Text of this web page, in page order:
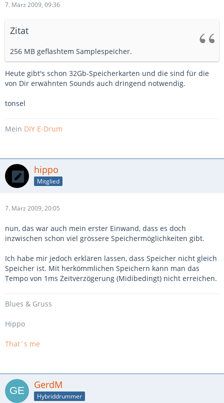
7. März 2009, 09:36
Zitat
256 MB geflashtem Samplespeicher.
Heute gibt's schon 32Gb-Speicherkarten und die sind für die
von Dir erwähnten Sounds auch dringend notwendig.
tonsel
Mein DIY E-Drum
hippo
Mitglied
7. März 2009, 20:05
nun, das war auch mein erster Einwand, dass es doch
inzwischen schon viel grössere Speichermöglichkeiten gibt.
Ich habe mir jedoch erklären lassen, dass Speicher nicht gleich
Speicher ist. Mit herkömmlichen Speichern kann man das
Tempo von 1ms Zeitverzögerung (Midibedingt) nicht erreichen.
Blues & Gruss
Hippo
That´s me
GerdM
Hybriddrummer